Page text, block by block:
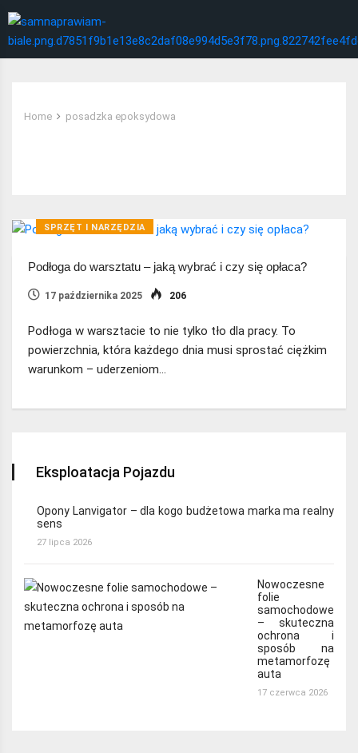
Home posadzka epoksydowa
SPRZĘT I NARZĘDZIA
Podłoga do warsztatu – jaką wybrać i czy się opłaca?
17 października 2025 206
Podłoga w warsztacie to nie tylko tło dla pracy. To
powierzchnia, która każdego dnia musi sprostać ciężkim
warunkom – uderzeniom…
Eksploatacja Pojazdu
Opony Lanvigator – dla kogo budżetowa marka ma realny
sens
27 lipca 2026
Nowoczesne
folie
samochodowe
– skuteczna
ochrona i
sposób na
metamorfozę
auta
17 czerwca 2026